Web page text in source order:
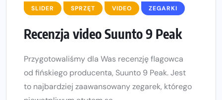
SLIDER SPRZĘT VIDEO ZEGARKI
Recenzja video Suunto 9 Peak
Przygotowaliśmy dla Was recenzję flagowca
od fińskiego producenta, Suunto 9 Peak. Jest
to najbardziej zaawansowany zegarek, którego